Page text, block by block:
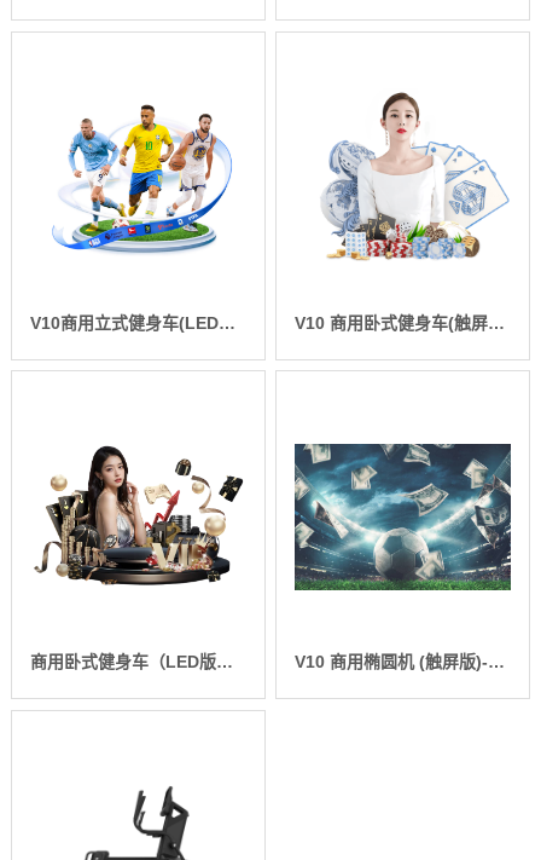
V10商用立式健身车(LED版)-SH-B9100U V10 商用卧式健身车(触屏版)-SH-B9100R
商用卧式健身车（LED版）SH-B9100R V10 商用椭圆机 (触屏版)-SH-B9100E